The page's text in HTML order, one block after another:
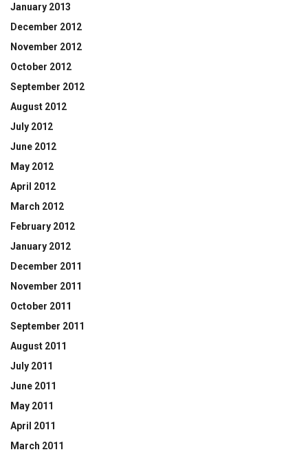
January 2013
December 2012
November 2012
October 2012
September 2012
August 2012
July 2012
June 2012
May 2012
April 2012
March 2012
February 2012
January 2012
December 2011
November 2011
October 2011
September 2011
August 2011
July 2011
June 2011
May 2011
April 2011
March 2011